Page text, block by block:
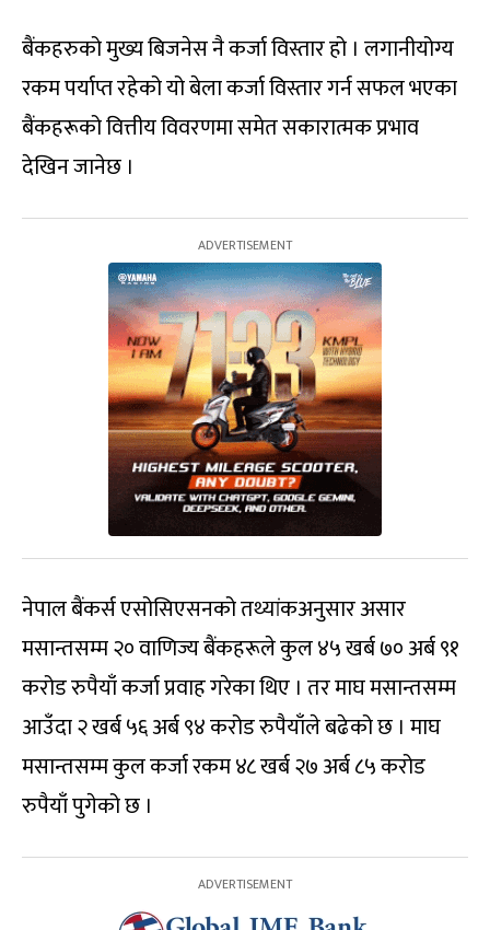
बैंकहरुको मुख्य बिजनेस नै कर्जा विस्तार हो । लगानीयोग्य
रकम पर्याप्त रहेको यो बेला कर्जा विस्तार गर्न सफल भएका
बैंकहरूको वित्तीय विवरणमा समेत सकारात्मक प्रभाव
देखिन जानेछ ।
नेपाल बैंकर्स एसोसिएसनको तथ्यांकअनुसार असार
मसान्तसम्म २० वाणिज्य बैंकहरूले कुल ४५ खर्ब ७० अर्ब ९१
करोड रुपैयाँ कर्जा प्रवाह गरेका थिए । तर माघ मसान्तसम्म
आउँदा २ खर्ब ५६ अर्ब ९४ करोड रुपैयाँले बढेको छ । माघ
मसान्तसम्म कुल कर्जा रकम ४८ खर्ब २७ अर्ब ८५ करोड
रुपैयाँ पुगेको छ ।